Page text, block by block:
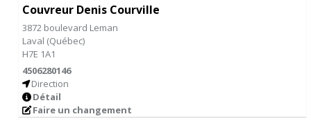
Couvreur Denis Courville
3872 boulevard Leman
Laval (Québec)
H7E 1A1
4506280146
Direction
Détail
Faire un changement